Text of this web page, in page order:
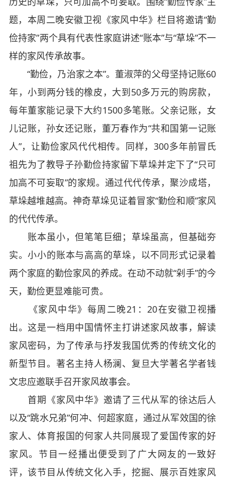
题，本周二晚安徽卫视《家风中华》栏目将邀请“勤
俭持家”两个具有代表性家庭讲述“账本”与“草垛”不一
样的家风传承故事。
“勤俭，乃治家之本”。董淑萍的父母坚持记账60
年，小到两分钱的橡皮，大到50多万元的购房款，
每年董家能记录下大约1500多笔账。父亲记账，女
儿记账，孙女还记账，董万春作为“共和国第一记账
人”，让勤俭家风代代相传。同样，300多年前冒氏
祖先为了教导子孙勤俭持家留下草垛并定下了“只可
加高不可妄取”的家规。通过代代传承，聚沙成塔，
草垛越堆越高。神奇草垛见证着冒家“勤俭和顺”家风
的代代传承。
账本虽小，但笔笔巨细；草垛虽高，但基础夯
实。小小的账本与高高的草垛，以不同形式记录着
两个家庭的勤俭家风的养成。在动不动就“剁手”的今
天，勤俭更显难能可贵。
《家风中华》每周二晚21：20在安徽卫视播
出。这是一档用中国情怀主打讲述家风故事，解读
家风密码，为了传承与抒发我国优秀的传统文化的
新型节目。著名主持人杨澜、复旦大学著名学者钱
文忠应邀联手召开家风故事会。
首期《家风中华》邀请了三代从军的徐达后人
以及“跳水兄弟”何冲、何超家庭，通过从军效国的徐
家人、体育报国的何家人共同展现了爱国传家的好
家风。节目一经播出便受到了广大网友的一致好
评，该节目从传统文化入手，挖掘、展示百姓家风